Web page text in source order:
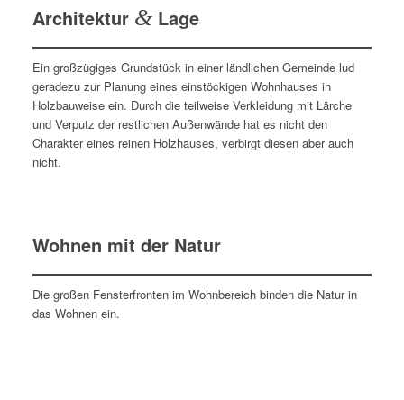
Architektur &Lage
Ein großzügiges Grundstück in einer ländlichen Gemeinde lud
geradezu zur Planung eines einstöckigen Wohnhauses in
Holzbauweise ein. Durch die teilweise Verkleidung mit Lärche
und Verputz der restlichen Außenwände hat es nicht den
Charakter eines reinen Holzhauses, verbirgt diesen aber auch
nicht.
Wohnen mit der Natur
Die großen Fensterfronten im Wohnbereich binden die Natur in
das Wohnen ein.